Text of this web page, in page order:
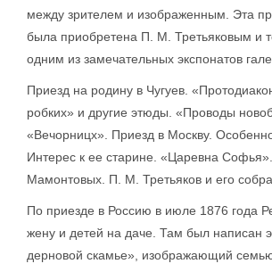
между зрителем и изображенным. Эта
была приобретена П. М. Третьяковым и
одним из замечательных экспонатов
Приезд на родину в Чугуев.
робких» и другие этюды. «Проводы
«Вечорницх». Приезд в Москву.
Интерес к ее старине. «Царевна
Мамонтовых. П. М. Третьяков и его
По приезде в Россию в июле 1876 года
жену и детей на даче. Там был написан
дерновой скамье», изображающий